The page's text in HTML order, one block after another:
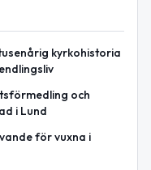
kyrkohistoria
och
i Lund
för vuxna i